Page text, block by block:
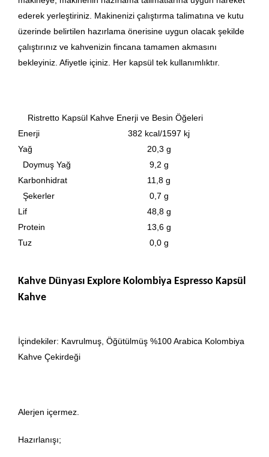
ederek yerleştiriniz. Makinenizi çalıştırma talimatına ve kutu
üzerinde belirtilen hazırlama önerisine uygun olacak şekilde
çalıştırınız ve kahvenizin fincana tamamen akmasını
bekleyiniz. Afiyetle içiniz. Her kapsül tek kullanımlıktır.
Ristretto Kapsül Kahve Enerji ve Besin Öğeleri
Enerji
382 kcal/1597 kj
Yağ
20,3 g
Doymuş Yağ
9,2 g
Karbonhidrat
11,8 g
Şekerler
0,7 g
Lif
48,8 g
Protein
13,6 g
Tuz
0,0 g
Kahve Dünyası Explore Kolombiya Espresso Kapsül
Kahve
İçindekiler: Kavrulmuş, Öğütülmüş %100 Arabica Kolombiya
Kahve Çekirdeği
Alerjen içermez.
Hazırlanışı;